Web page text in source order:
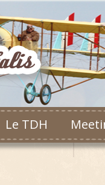
Le TDH